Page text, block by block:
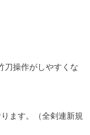
刀操作がしやすくな
ます。（全剣連新規